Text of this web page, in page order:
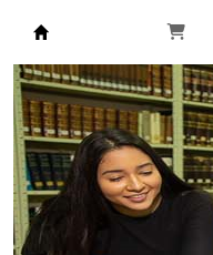
Biblioteca